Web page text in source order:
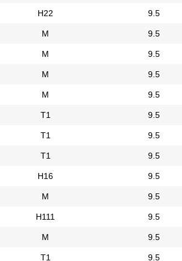
Н22 9.5
М 9.5
М 9.5
М 9.5
М 9.5
Т1 9.5
Т1 9.5
Т1 9.5
Н16 9.5
М 9.5
Н111 9.5
М 9.5
Т1 9.5